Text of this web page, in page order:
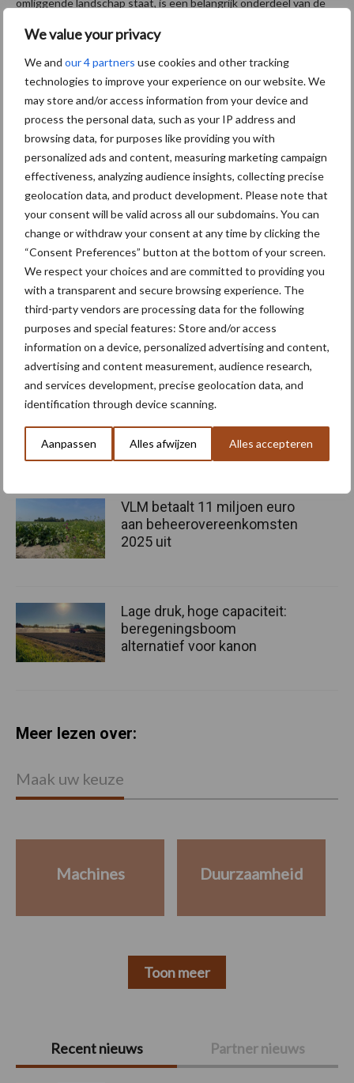
We value your privacy
We and our 4 partners use cookies and other tracking
technologies to improve your experience on our website. We
may store and/or access information from your device and
process the personal data, such as your IP address and
browsing data, for purposes like providing you with
personalized ads and content, measuring marketing campaign
effectiveness, analyzing audience insights, collecting precise
geolocation data, and product development. Please note that
your consent will be valid across all our subdomains. You can
change or withdraw your consent at any time by clicking the
“Consent Preferences” button at the bottom of your screen.
We respect your choices and are committed to providing you
with a transparent and secure browsing experience. The
third-party vendors are processing data for the following
purposes and special features: Store and/or access
information on a device, personalized advertising and content,
advertising and content measurement, audience research,
and services development, precise geolocation data, and
identification through device scanning.
Aanpassen Alles afwijzen Alles accepteren
omliggende landschap staat, is een belangrijk onderdeel van de
visuele impact en zijn voor de vergunningsverlener dan ook
onmisbaar. Heeft het bedrijf al kleine landschapselementen vóór
het een aanvraag indient, dan is dat een pluspunt.
Vervolgcampagne
Landbouwers die vorige winter geen tijd hadden om aan te
planten krijgen mogelijks een herkansing. “We overwegen een
met de land- en tuinbouwers, het West-Vlaamse landschap nog
groener te maken”, besluit de gedeputeerde.
Bron: Inagro
Foto’s: David Samyn
Primaire
Sidebar
Recent nieuws Partner nieuws
Meer artikelen over subsidie
akkerbouw
Farmstore brengt Faresin
de Benelux
VLM betaalt 11 miljoen euro
aan beheerovereenkomsten
2025 uit
Lage druk, hoge capaciteit:
beregeningsboom
alternatief voor kanon
Meer lezen over:
Maak uw keuze
Machines Duurzaamheid
Toon meer